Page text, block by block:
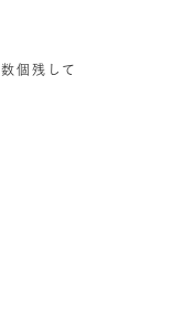
個残して